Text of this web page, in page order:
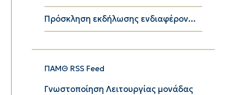
Πρόσκληση εκδήλωσης ενδιαφέρον...
ΠΑΜΘ RSS Feed
Γνωστοποίηση Λειτουργίας μονάδας